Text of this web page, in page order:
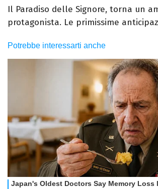
Il Paradiso delle Signore, torna un
protagonista. Le primissime